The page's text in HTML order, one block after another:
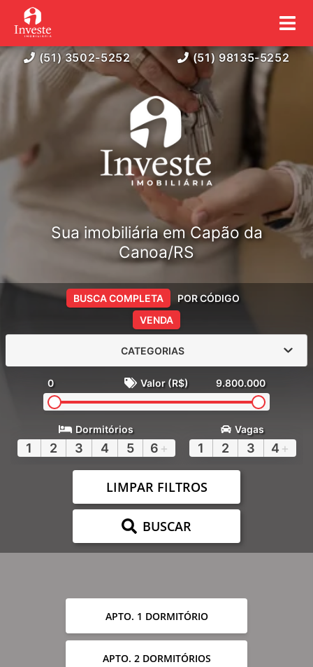
(51) 3502-5252 (51) 98135-5252
Sua imobiliária em Capão da
Canoa/RS
VENDA
BUSCA COMPLETA POR CÓDIGO
CATEGORIAS
0 Valor (R$) 9.800.000
Dormitórios
1 2 3 4 5 6 +
Vagas
1 2 3 4 +
LIMPAR FILTROS
BUSCAR
APTO. 1 DORMITÓRIO
APTO. 2 DORMITÓRIOS